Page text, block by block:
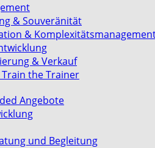
& Souveränität
&
& Verkauf
the Trainer
Angebote
und Begleitung